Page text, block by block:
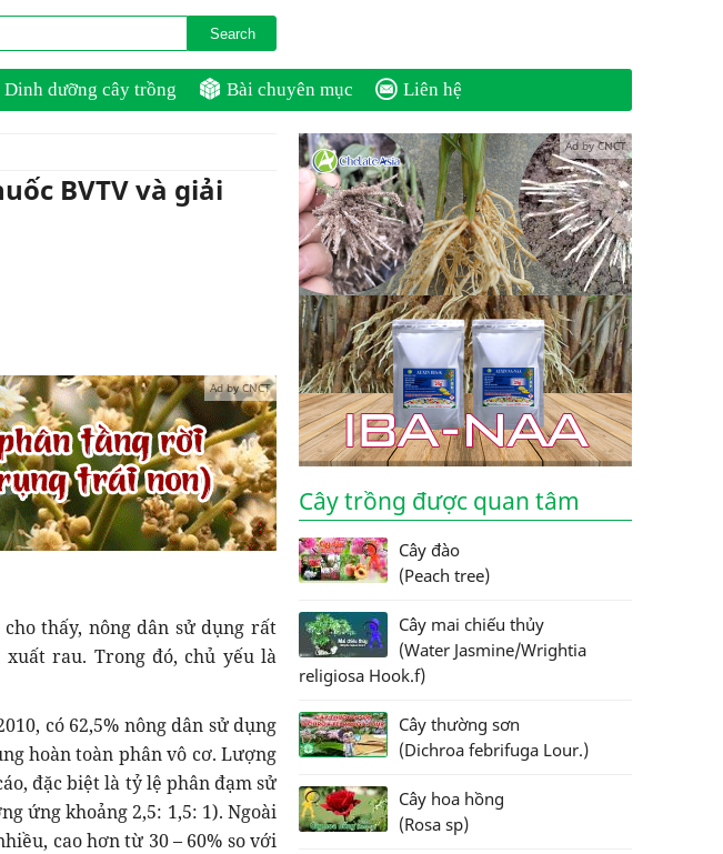
Dinh dưỡng cây trồng Bài chuyên mục Liên hệ
BVTV và giải
Ad by CNCT
thấy, nông dân sử dụng rất
rau. Trong đó, chủ yếu là
có 62,5% nông dân sử dụng
hoàn toàn phân vô cơ. Lượng
đặc biệt là tỷ lệ phân đạm sử
ứng khoảng 2,5: 1,5: 1). Ngoài
cao hơn từ 30 – 60% so với
Ad by CNCT
Cây trồng được quan tâm
Cây đào
(Peach tree)
Cây mai chiếu thủy
(Water Jasmine/Wrightia
religiosa Hook.f)
Cây thường sơn
(Dichroa febrifuga Lour.)
Cây hoa hồng
(Rosa sp)